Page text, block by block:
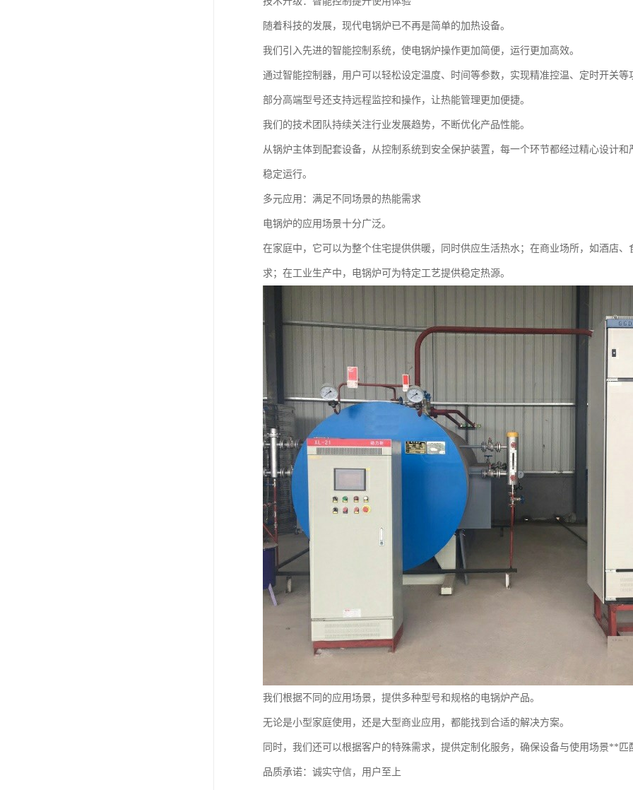
随着科技的发展，现代电锅炉已不再是简单的加热设备。
我们引入先进的智能控制系统，使电锅炉操作更加简便，运行更加高效。
通过智能控制器，用户可以轻松设定温度、时间等参数，实现精准控温、定时开关等
部分高端型号还支持远程监控和操作，让热能管理更加便捷。
我们的技术团队持续关注行业发展趋势，不断优化产品性能。
从锅炉主体到配套设备，从控制系统到安全保护装置，每一个环节都经过精心设计
稳定运行。
多元应用：满足不同场景的热能需求
电锅炉的应用场景十分广泛。
在家庭中，它可以为整个住宅提供供暖，同时供应生活热水；在商业场所，如酒店
求；在工业生产中，电锅炉可为特定工艺提供稳定热源。
我们根据不同的应用场景，提供多种型号和规格的电锅炉产品。
无论是小型家庭使用，还是大型商业应用，都能找到合适的解决方案。
同时，我们还可以根据客户的特殊需求，提供定制化服务，确保设备与使用场景**匹
品质承诺：诚实守信，用户至上